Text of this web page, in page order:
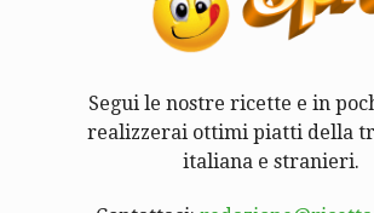
Segui le nostre ricette e in
realizzerai ottimi piatti della
italiana e stranieri.